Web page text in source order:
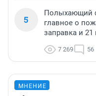
5
Полыхающий
главное о
заправка и
7 269 56
МНЕНИЕ